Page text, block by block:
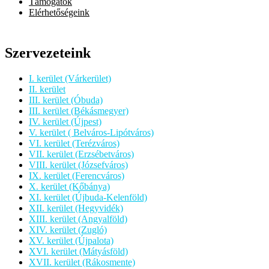
Elérhetőségeink
Szervezeteink
I. kerület (Várkerület)
II. kerület
III. kerület (Óbuda)
III. kerület (Békásmegyer)
IV. kerület (Újpest)
V. kerület ( Belváros-Lipótváros)
VI. kerület (Terézváros)
VII. kerület (Erzsébetváros)
VIII. kerület (Józsefváros)
IX. kerület (Ferencváros)
X. kerület (Kőbánya)
XI. kerület (Újbuda-Kelenföld)
XII. kerület (Hegyvidék)
XIII. kerület (Angyalföld)
XIV. kerület (Zugló)
XV. kerület (Újpalota)
XVI. kerület (Mátyásföld)
XVII. kerület (Rákosmente)